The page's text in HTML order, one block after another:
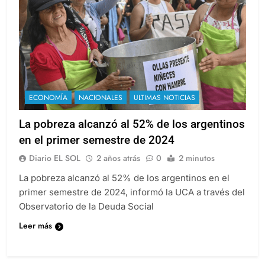
ECONOMÍA NACIONALES ULTIMAS NOTICIAS
La pobreza alcanzó al 52% de los argentinos
en el primer semestre de 2024
Diario EL SOL 2 años atrás 0 2 minutos
La pobreza alcanzó al 52% de los argentinos en el
primer semestre de 2024, informó la UCA a través del
Observatorio de la Deuda Social
Leer más